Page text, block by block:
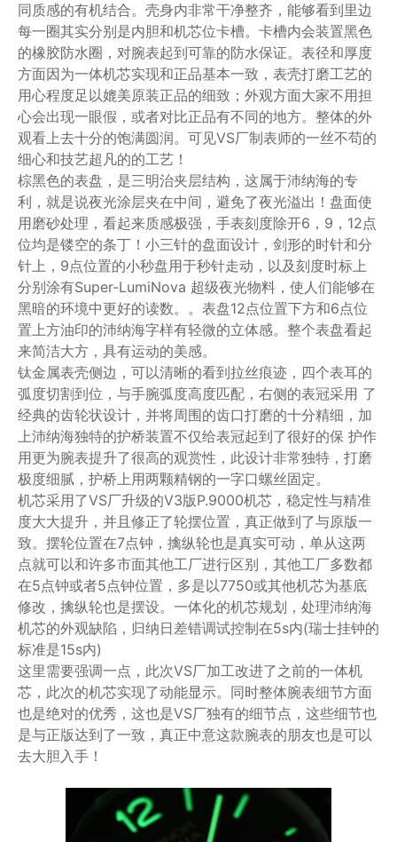
同质感的有机结合。壳身内非常干净整齐，能够看到里边
每一圈其实分别是内胆和机芯位卡槽。卡槽内会装置黑色
的橡胶防水圈，对腕表起到可靠的防水保证。表径和厚度
方面因为一体机芯实现和正品基本一致，表壳打磨工艺的
用心程度足以媲美原装正品的细致；外观方面大家不用担
心会出现一眼假，或者对比正品有不同的地方。整体的外
观看上去十分的饱满圆润。可见VS厂制表师的一丝不苟的
细心和技艺超凡的的工艺！
棕黑色的表盘，是三明治夹层结构，这属于沛纳海的专
利，就是说夜光涂层夹在中间，避免了夜光溢出！盘面使
用磨砂处理，看起来质感极强，手表刻度除开6，9，12点
位均是镂空的条丁！小三针的盘面设计，剑形的时针和分
针上，9点位置的小秒盘用于秒针走动，以及刻度时标上
分别涂有Super-LumiNova 超级夜光物料，使人们能够在
黑暗的环境中更好的读数。。表盘12点位置下方和6点位
置上方油印的沛纳海字样有轻微的立体感。整个表盘看起
来简洁大方，具有运动的美感。
钛金属表壳侧边，可以清晰的看到拉丝痕迹，四个表耳的
弧度切割到位，与手腕弧度高度匹配，右侧的表冠采用 了
经典的齿轮状设计，并将周围的齿口打磨的十分精细，加
上沛纳海独特的护桥装置不仅给表冠起到了很好的保 护作
用更为腕表提升了很高的观赏性，此设计非常独特，打磨
极度细腻，护桥上用两颗精钢的一字口螺丝固定。
机芯采用了VS厂升级的V3版P.9000机芯，稳定性与精准
度大大提升，并且修正了轮摆位置，真正做到了与原版一
致。摆轮位置在7点钟，擒纵轮也是真实可动，单从这两
点就可以和许多市面其他工厂进行区别，其他工厂多数都
在5点钟或者5点钟位置，多是以7750或其他机芯为基底
修改，擒纵轮也是摆设。一体化的机芯规划，处理沛纳海
机芯的外观缺陷，归纳日差错调试控制在5s内(瑞士挂钟的
标准是15s内)
这里需要强调一点，此次VS厂加工改进了之前的一体机
芯，此次的机芯实现了动能显示。同时整体腕表细节方面
也是绝对的优秀，这也是VS厂独有的细节点，这些细节也
是与正版达到了一致，真正中意这款腕表的朋友也是可以
去大胆入手！